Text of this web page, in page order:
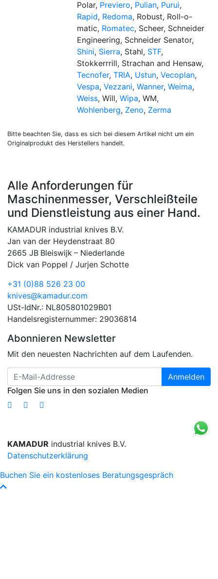
Polar, Previero, Pulian, Purui,
Rapid, Redoma, Robust, Roll-o-
matic, Romatec, Scheer, Schneider
Engineering, Schneider Senator,
Shini, Sierra, Stahl, STF,
Stokkerrrill, Strachan and Hensaw,
Tecnofer, TRIA, Ustun, Vecoplan,
Vespa, Vezzani, Wanner, Weima,
Weiss, Will, Wipa, WM,
Wohlenberg, Zeno, Zerma
Bitte beachten Sie, dass es sich bei diesem Artikel nicht um ein
Originalprodukt des Herstellers handelt.
Alle Anforderungen für
Maschinenmesser, Verschleißteile
und Dienstleistung aus einer Hand.
KAMADUR industrial knives B.V.
Jan van der Heydenstraat 80
2665 JB Bleiswijk – Niederlande
Dick van Poppel / Jurjen Schotte
+31 (0)88 526 23 00
knives@kamadur.com
USt-IdNr.: NL805801029B01
Handelsregisternummer: 29036814
Abonnieren Newsletter
Mit den neuesten Nachrichten auf dem Laufenden.
Anmelden
Folgen Sie uns in den sozialen Medien
KAMADUR industrial knives B.V.
Datenschutzerklärung
Buchen Sie ein kostenloses Beratungsgespräch